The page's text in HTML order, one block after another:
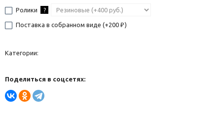
Ролики ?
Поставка в собранном виде (+200 ₽ )
Категории:
Поделиться в соцсетях: